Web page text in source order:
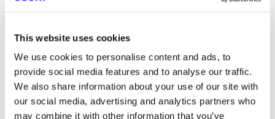
This website uses cookies
We use cookies to personalise content and ads, to
provide social media features and to analyse our traffic.
We also share information about your use of our site with
our social media, advertising and analytics partners who
may combine it with other information that you’ve